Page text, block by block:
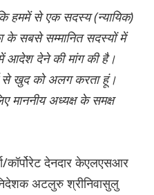
हममें से एक सदस्य (न्यायिक)
के सबसे सम्मानित सदस्यों में
आदेश देने की मांग की है।
से खुद को अलग करता हूं।
माननीय अध्यक्ष के समक्ष
देनदार केएलएसआर
अटलुरु श्रीनिवासुलु